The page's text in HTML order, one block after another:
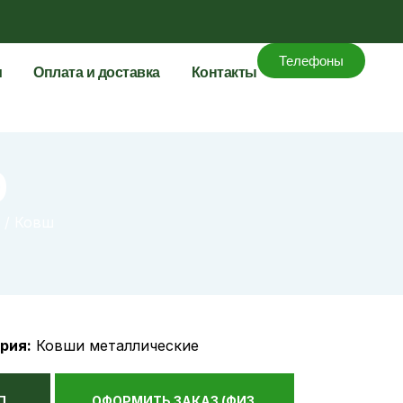
Оплата и доставка Контакты
Телефоны
Ковши металлические